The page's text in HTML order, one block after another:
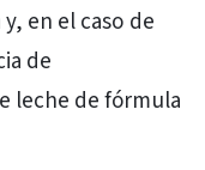
en el caso de
de
leche de fórmula